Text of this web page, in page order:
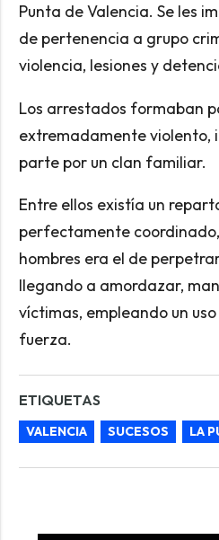
Punta de Valencia. Se les
de pertenencia a grupo
violencia, lesiones y
Los arrestados formaban
extremadamente violento,
parte por un clan familiar.
Entre ellos existía un
perfectamente
hombres era el de
llegando a amordazar,
víctimas, empleando un
fuerza.
ETIQUETAS
VALENCIA SUCESOS LA